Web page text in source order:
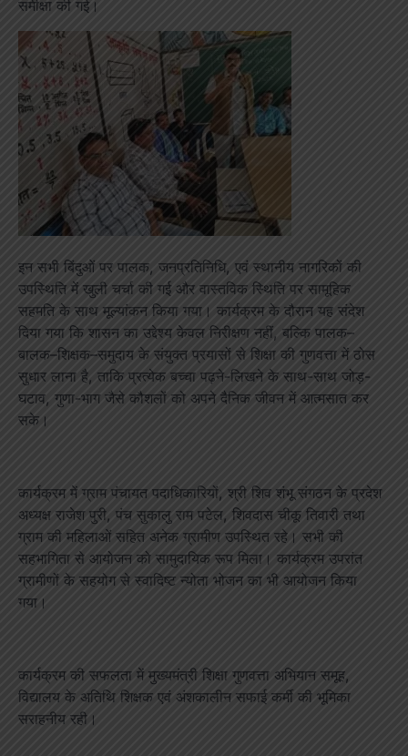
समीक्षा की गई।
इन सभी बिंदुओं पर पालक, जनप्रतिनिधि, एवं स्थानीय नागरिकों की
उपस्थिति में खुली चर्चा की गई और वास्तविक स्थिति पर सामूहिक
सहमति के साथ मूल्यांकन किया गया। कार्यक्रम के दौरान यह संदेश
दिया गया कि शासन का उद्देश्य केवल निरीक्षण नहीं, बल्कि पालक–
बालक–शिक्षक–समुदाय के संयुक्त प्रयासों से शिक्षा की गुणवत्ता में ठोस
सुधार लाना है, ताकि प्रत्येक बच्चा पढ़ने-लिखने के साथ-साथ जोड़-
घटाव, गुणा-भाग जैसे कौशलों को अपने दैनिक जीवन में आत्मसात कर
सके।
कार्यक्रम में ग्राम पंचायत पदाधिकारियों, श्री शिव शंभू संगठन के प्रदेश
अध्यक्ष राजेश पुरी, पंच सुकालु राम पटेल, शिवदास चीकू तिवारी तथा
ग्राम की महिलाओं सहित अनेक ग्रामीण उपस्थित रहे। सभी की
सहभागिता से आयोजन को सामुदायिक रूप मिला। कार्यक्रम उपरांत
ग्रामीणों के सहयोग से स्वादिष्ट न्योता भोजन का भी आयोजन किया
गया।
कार्यक्रम की सफलता में मुख्यमंत्री शिक्षा गुणवत्ता अभियान समूह,
विद्यालय के अतिथि शिक्षक एवं अंशकालीन सफाई कर्मी की भूमिका
सराहनीय रही।